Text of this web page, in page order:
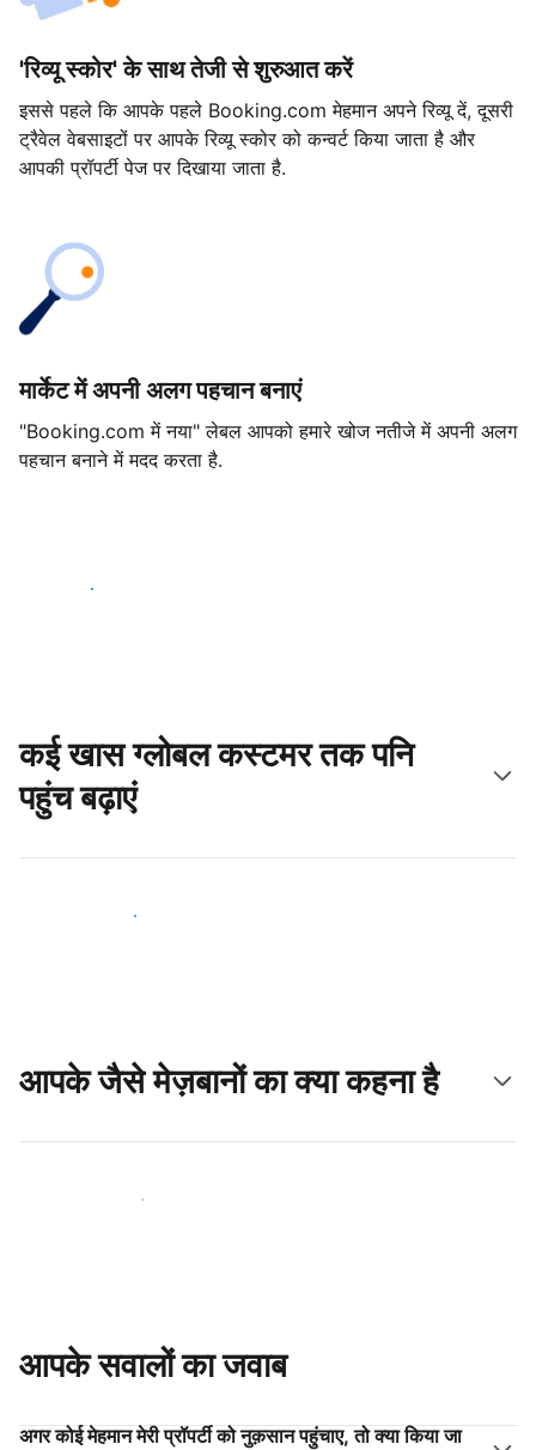
'रिव्यू स्कोर' के साथ तेजी से शुरुआत करें
इससे पहले कि आपके पहले Booking.com मेहमान अपने रिव्यू दें, दूसरी
ट्रैवेल वेबसाइटों पर आपके रिव्यू स्कोर को कन्वर्ट किया जाता है और
आपकी प्रॉपर्टी पेज पर दिखाया जाता है.
मार्केट में अपनी अलग पहचान बनाएं
"Booking.com में नया" लेबल आपको हमारे खोज नतीजे में अपनी अलग
पहचान बनाने में मदद करता है.
आज ही शुरू करें
कई खास ग्लोबल कस्टमर तक पनि
पहुंच बढ़ाएं
आज ही नए मेहमानों तक पहुंचें
आपके जैसे मेज़बानों का क्या कहना है
अपने जैसे मेज़बानों के साथ जुड़ें
आपके सवालों का जवाब
अगर कोई मेहमान मेरी प्रॉपर्टी को नुक़सान पहुंचाए, तो क्या किया जा